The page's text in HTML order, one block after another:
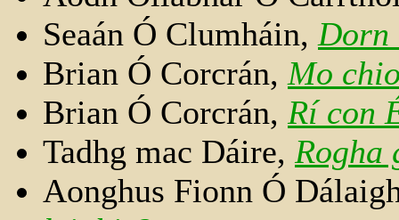
Seaán Ó Clumháin, Dorn
Brian Ó Corcrán, Mo
Brian Ó Corcrán, Rí con
Tadhg mac Dáire, Rogha
Aonghus Fionn Ó